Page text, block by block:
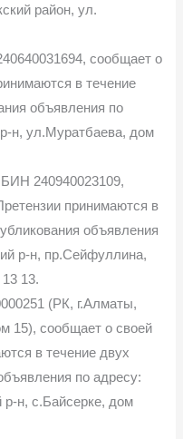
район, ул.
сообщает о
в течение
объявления по
н, ул.Муратбаева, дом
240940023109,
принимаются в
объявления
р-н, пр.Сейфуллина,
13.
(РК, г.Алматы,
15), сообщает о своей
в течение двух
по адресу:
н, с.Байсерке, дом